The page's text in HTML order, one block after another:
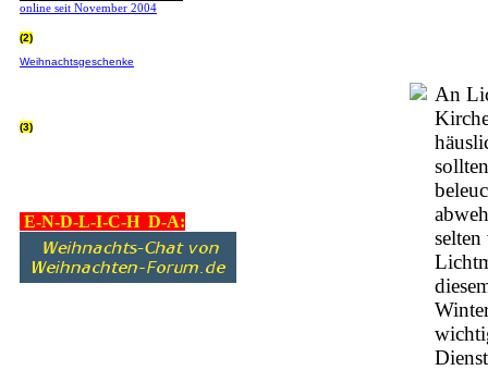
online seit November 2004
(2)
Weihnachtsgeschenke
(3)
E-N-D-L-I-C-H D-A:
An